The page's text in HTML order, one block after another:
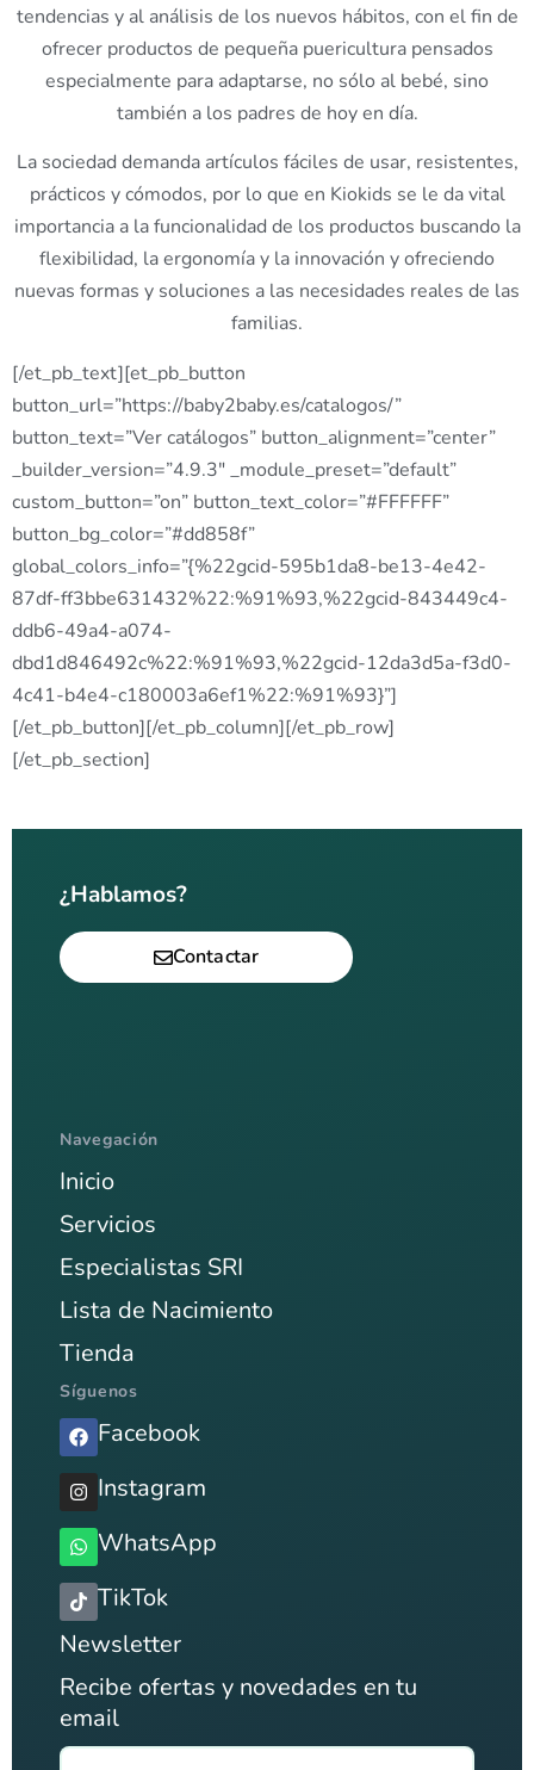
tendencias y al análisis de los nuevos hábitos, con el fin de
ofrecer productos de pequeña puericultura pensados
especialmente para adaptarse, no sólo al bebé, sino
también a los padres de hoy en día.
La sociedad demanda artículos fáciles de usar, resistentes,
prácticos y cómodos, por lo que en Kiokids se le da vital
importancia a la funcionalidad de los productos buscando la
flexibilidad, la ergonomía y la innovación y ofreciendo
nuevas formas y soluciones a las necesidades reales de las
familias.
[/et_pb_text][et_pb_button
button_url=”https://baby2baby.es/catalogos/”
button_text=”Ver catálogos” button_alignment=”center”
_builder_version=”4.9.3″ _module_preset=”default”
custom_button=”on” button_text_color=”#FFFFFF”
button_bg_color=”#dd858f”
global_colors_info=”{%22gcid-595b1da8-be13-4e42-
87df-ff3bbe631432%22:%91%93,%22gcid-843449c4-
ddb6-49a4-a074-
dbd1d846492c%22:%91%93,%22gcid-12da3d5a-f3d0-
4c41-b4e4-c180003a6ef1%22:%91%93}”]
[/et_pb_button][/et_pb_column][/et_pb_row]
[/et_pb_section]
¿Hablamos?
Contactar
Navegación
Inicio
Servicios
Especialistas SRI
Lista de Nacimiento
Tienda
Síguenos
Facebook
Instagram
WhatsApp
TikTok
Newsletter
Recibe ofertas y novedades en tu
email